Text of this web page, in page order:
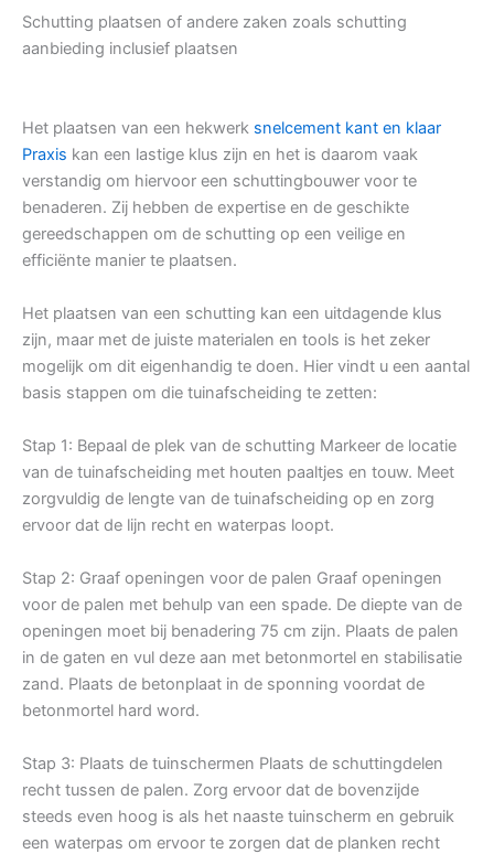
Schutting plaatsen of andere zaken zoals schutting
aanbieding inclusief plaatsen
Het plaatsen van een hekwerk snelcement kant en klaar
Praxis kan een lastige klus zijn en het is daarom vaak
verstandig om hiervoor een schuttingbouwer voor te
benaderen. Zij hebben de expertise en de geschikte
gereedschappen om de schutting op een veilige en
efficiënte manier te plaatsen.
Het plaatsen van een schutting kan een uitdagende klus
zijn, maar met de juiste materialen en tools is het zeker
mogelijk om dit eigenhandig te doen. Hier vindt u een aantal
basis stappen om die tuinafscheiding te zetten:
Stap 1: Bepaal de plek van de schutting Markeer de locatie
van de tuinafscheiding met houten paaltjes en touw. Meet
zorgvuldig de lengte van de tuinafscheiding op en zorg
ervoor dat de lijn recht en waterpas loopt.
Stap 2: Graaf openingen voor de palen Graaf openingen
voor de palen met behulp van een spade. De diepte van de
openingen moet bij benadering 75 cm zijn. Plaats de palen
in de gaten en vul deze aan met betonmortel en stabilisatie
zand. Plaats de betonplaat in de sponning voordat de
betonmortel hard word.
Stap 3: Plaats de tuinschermen Plaats de schuttingdelen
recht tussen de palen. Zorg ervoor dat de bovenzijde
steeds even hoog is als het naaste tuinscherm en gebruik
een waterpas om ervoor te zorgen dat de planken recht